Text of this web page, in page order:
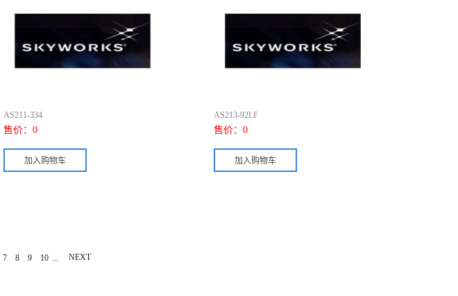
AS211-334
售价： 0
AS213-92LF
售价： 0
7 8 9 10 NEXT